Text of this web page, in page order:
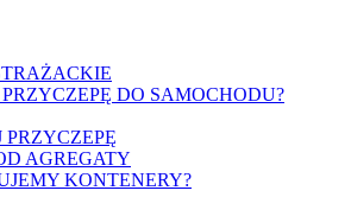
DO SAMOCHODU?
PRZYCZEPĘ
AGREGATY
KONTENERY?